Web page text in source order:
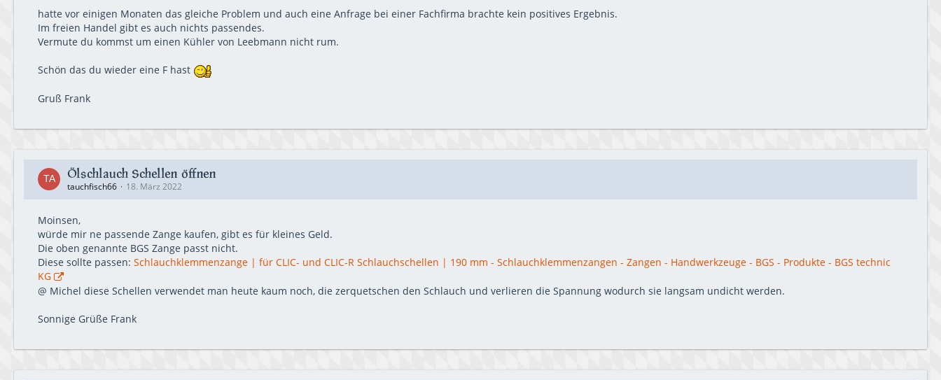
hatte vor einigen Monaten das gleiche Problem und auch eine Anfrage bei einer Fachfirma brachte kein positives Ergebnis.
Im freien Handel gibt es auch nichts passendes.
Vermute du kommst um einen Kühler von Leebmann nicht rum.
Schön das du wieder eine F hast
Gruß Frank
Ölschlauch Schellen öffnen
tauchfisch66 18. März 2022
Moinsen,
würde mir ne passende Zange kaufen, gibt es für kleines Geld.
Die oben genannte BGS Zange passt nicht.
Diese sollte passen: Schlauchklemmenzange | für CLIC- und CLIC-R Schlauchschellen | 190 mm - Schlauchklemmenzangen - Zangen - Handwerkzeuge - BGS - Produkte - BGS technic
KG
@ Michel diese Schellen verwendet man heute kaum noch, die zerquetschen den Schlauch und verlieren die Spannung wodurch sie langsam undicht werden.
Sonnige Grüße Frank